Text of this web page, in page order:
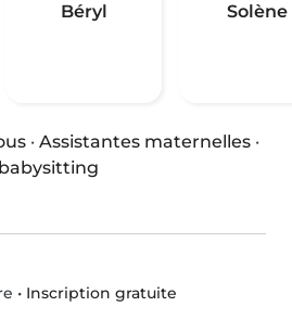
Béryl Solène
· Assistantes maternelles ·
• Inscription gratuite